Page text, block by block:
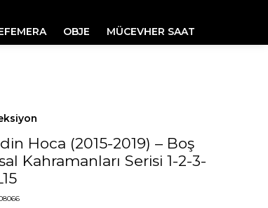
OBJE MÜCEVHER SAAT
Hoca (2015-2019) – Boş
Kahramanları Serisi 1-2-3-